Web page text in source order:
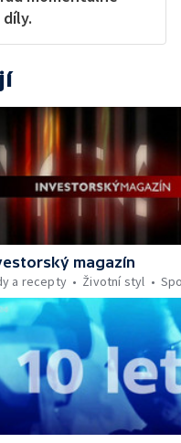
magazín
a recepty
Životní styl